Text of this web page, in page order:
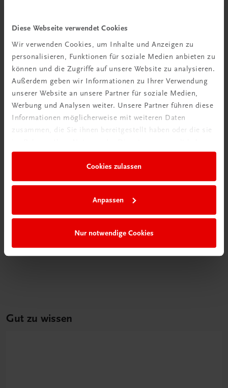
Diese Webseite verwendet Cookies
Wir verwenden Cookies, um Inhalte und Anzeigen zu
personalisieren, Funktionen für soziale Medien anbieten zu
können und die Zugriffe auf unsere Website zu analysieren.
Außerdem geben wir Informationen zu Ihrer Verwendung
unserer Website an unsere Partner für soziale Medien,
Werbung und Analysen weiter. Unsere Partner führen diese
Informationen möglicherweise mit weiteren Daten
zusammen, die Sie ihnen bereitgestellt haben oder die sie
Cookies zulassen
Anpassen
Nur notwendige Cookies
Multimedia-Typing Premium Zweijahreslizenz
€ 9,00
Gut zu wissen